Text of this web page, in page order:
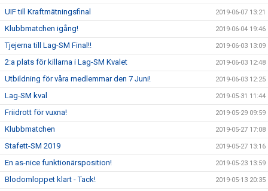
UIF till Kraftmätningsfinal 2019-06-07 13:21
Klubbmatchen igång! 2019-06-04 19:46
Tjejerna till Lag-SM Final!! 2019-06-03 13:09
2:a plats för killarna i Lag-SM Kvalet 2019-06-03 12:48
Utbildning för våra medlemmar den 7 Juni! 2019-06-03 12:25
Lag-SM kval 2019-05-31 11:44
Friidrott för vuxna! 2019-05-29 09:59
Klubbmatchen 2019-05-27 17:08
Stafett-SM 2019 2019-05-27 13:16
En as-nice funktionärsposition! 2019-05-23 13:59
Blodomloppet klart - Tack! 2019-05-13 20:35